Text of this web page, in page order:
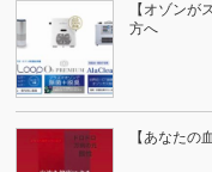
【オゾン
方へ
【あなたの